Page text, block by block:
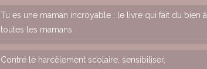
Tu es une maman incroyable : le livre qui fait du bien à
toutes les mamans
Contre le harcèlement scolaire, sensibiliser,